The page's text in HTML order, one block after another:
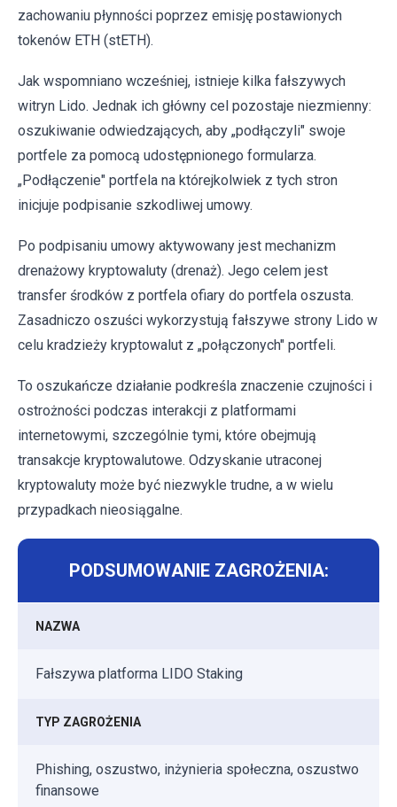
zachowaniu płynności poprzez emisję postawionych
tokenów ETH (stETH).
Jak wspomniano wcześniej, istnieje kilka fałszywych
witryn Lido. Jednak ich główny cel pozostaje niezmienny:
oszukiwanie odwiedzających, aby „podłączyli" swoje
portfele za pomocą udostępnionego formularza.
„Podłączenie" portfela na którejkolwiek z tych stron
inicjuje podpisanie szkodliwej umowy.
Po podpisaniu umowy aktywowany jest mechanizm
drenażowy kryptowaluty (drenaż). Jego celem jest
transfer środków z portfela ofiary do portfela oszusta.
Zasadniczo oszuści wykorzystują fałszywe strony Lido w
celu kradzieży kryptowalut z „połączonych" portfeli.
To oszukańcze działanie podkreśla znaczenie czujności i
ostrożności podczas interakcji z platformami
internetowymi, szczególnie tymi, które obejmują
transakcje kryptowalutowe. Odzyskanie utraconej
kryptowaluty może być niezwykle trudne, a w wielu
przypadkach nieosiągalne.
PODSUMOWANIE ZAGROŻENIA:
NAZWA
Fałszywa platforma LIDO Staking
TYP ZAGROŻENIA
Phishing, oszustwo, inżynieria społeczna, oszustwo
finansowe